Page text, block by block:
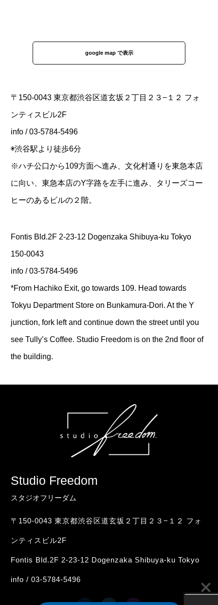
google map で表示
〒150-0043 東京都渋谷区道玄坂２丁目２３−１２ フォ
ンティスビル2F
info / 03-5784-5496
◉渋谷駅より徒歩6分
※ハチ公口から109方面へ進み、文化村通りを東急本店
に向い、東急本店のY字路を左手に進み、タリーズコー
ヒーのあるビルの２階。
Fontis Bld.2F 2-23-12 Dogenzaka Shibuya-ku Tokyo
150-0043
info / 03-5784-5496
*From Hachiko Exit, go towards 109. Head towards
Tokyu Department Store on Bunkamura-Dori. At the Y
junction, fork left and continue down the street until you
see Tully’s Coffee. Studio Freedom is on the 2nd floor of
the building.
Studio Freedom
スタジオフリーダム
〒150-0043 東京都渋谷区道玄坂２丁目２３−１２ フォ
ンティスビル2F
Fontis Bld.2F 2-23-12 Dogenzaka Shibuya-ku Tokyo
info / 03-5784-5496